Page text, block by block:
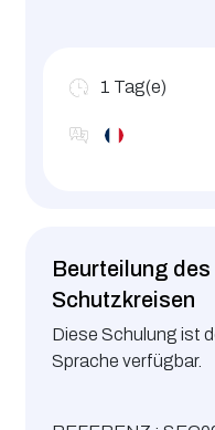
1 Tag(e)
Beurteilung
Schutzkreisen
Diese Schulung ist
Sprache verfügbar.